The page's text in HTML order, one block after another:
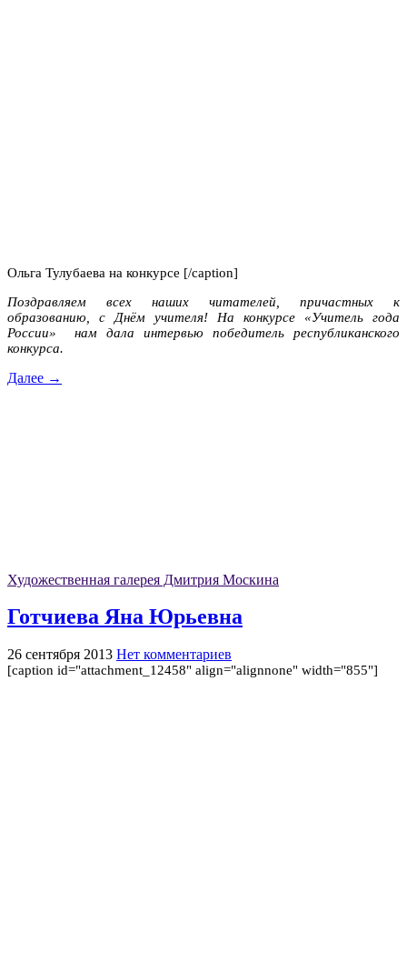
Ольга Тулубаева на конкурсе [/caption]
Поздравляем всех наших читателей, причастных к
образованию, с Днём учителя! На конкурсе «Учитель года
России» нам дала интервью победитель республиканского
конкурса.
Далее →
Художественная галерея Дмитрия Москина
Готчиева Яна Юрьевна
26 сентября 2013 Нет комментариев
[caption id="attachment_12458" align="alignnone" width="855"]